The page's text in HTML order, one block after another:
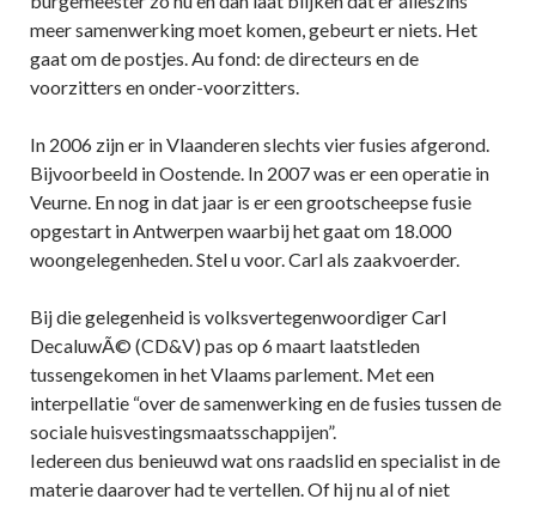
meer samenwerking moet komen, gebeurt er niets. Het
gaat om de postjes. Au fond: de directeurs en de
voorzitters en onder-voorzitters.
In 2006 zijn er in Vlaanderen slechts vier fusies afgerond.
Bijvoorbeeld in Oostende. In 2007 was er een operatie in
Veurne. En nog in dat jaar is er een grootscheepse fusie
opgestart in Antwerpen waarbij het gaat om 18.000
woongelegenheden. Stel u voor. Carl als zaakvoerder.
Bij die gelegenheid is volksvertegenwoordiger Carl
DecaluwÃ© (CD&V) pas op 6 maart laatstleden
tussengekomen in het Vlaams parlement. Met een
interpellatie “over de samenwerking en de fusies tussen de
sociale huisvestingsmaatsschappijen”.
Iedereen dus benieuwd wat ons raadslid en specialist in de
materie daarover had te vertellen. Of hij nu al of niet